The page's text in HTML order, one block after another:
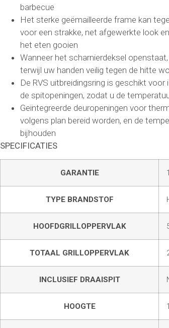
barbecue
Het sterke geëmailleerde frame kan
voor een strakke, net afgewerkte look
het eten gooien
Wanneer het scharnierdeksel
terwijl uw handen veilig tegen de hitte
De RVS uitbreidingsring is geschikt
de spitopeningen, zodat u de
Geïntegreerde deuropeningen voor
volgens plan bereid worden, en de
bijhouden
SPECIFICATIES
GARANTIE
TYPE BRANDSTOF
HOOFDGRILLOPPERVLAK
TOTAAL GRILLOPPERVLAK
INCLUSIEF DRAAISPIT
HOOGTE